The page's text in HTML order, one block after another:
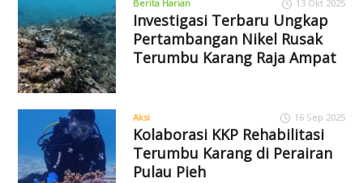
Berita Harian 13 Okt 2025
Investigasi Terbaru Ungkap
Pertambangan Nikel Rusak
Terumbu Karang Raja Ampat
Aksi 16 Sep 2025
Kolaborasi KKP Rehabilitasi
Terumbu Karang di Perairan
Pulau Pieh